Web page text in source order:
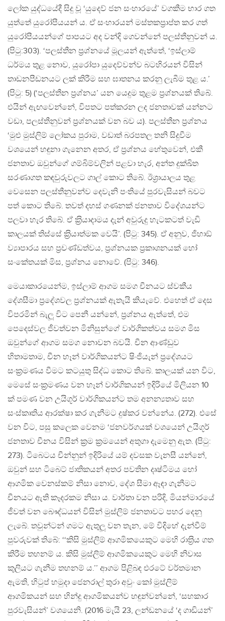
ලෝක යුද්ධයේදී සිදු වූ ‘යුදෙව් ජන සංහාරයේ’ වගකීම භාර ගත
යුත්තේ යුරෝපීයයන් ය. ඒ සංහාරයන් මස්තකප‍්‍රාප්ත කර ගත්
යුරෝපීයයන්ගේ පාපයට අද වන්දි ගෙවන්නේ පලස්තීනුවන් ය.
(පිටු:303). ‘පලස්තීන ප‍්‍රශ්නයේ මූලයන් ඇත්තේ, ‘ඉස්ලාම්
ධර්මය තුළ නොව, යුරෝපා යුදෙව්වන්ව බටහිරයන් විසින්
තාඩනපීඩනයට ලක් කිරීම සහ ඝාතනය කරනු ලැබීම තුළ ය.’
(පිටු: 5) (‘පලස්තීන ප‍්‍රශ්නය’ යන යෙදුම තුළම ප‍්‍රශ්නයක් තිබේ.
එයින් ඇඟවෙන්නේ, විපතට පත්කරන ලද ජනතාවක් යන්නට
වඩා, පලස්තීනුවන් ප‍්‍රශ්නයක් වන බව ය). පලස්තීන ප‍්‍රශ්නය
‘මුළු මුස්ලිම් ලෝකය පුරාම, වඩාත් බරපතල තනි සිදුවීම
වශයෙන් හඳුනා ගැනෙන අතර, ඒ ප‍්‍රශ්නය හේතුවෙන්, එකී
ජනතාව ඔවුන්ගේ ගම්බිම්වලින් පළවා හැර, අන්ත දුක්ඛිත
සරණාගත කඳවුරුවලට ගාල් කොට තිබේ. ඊශ‍්‍රායාලය තුළ
වෙසෙන පලස්තීනුවන්ව දෙවැනි පංතියේ පුරවැසියන් බවට
පත් කොට තිබේ. තවත් දහස් ගණනක් ජනතාව විදේශයන්ට
පලවා හැර තිබේ. ඒ ක‍්‍රියාදාමය දැන් අවුරුදු හැටකටත් වැඩි
කාලයක් තිස්සේ ක‍්‍රියාත්මක වෙයි’. (පිටු: 345). ඒ අනුව, ජිහාඞ්
ව්‍යාපාරය සහ ප‍්‍රචණ්ඩත්වය, ප‍්‍රශ්නයක ප‍්‍රකාශනයක් හෝ
සංකේතයක් මිස, ප‍්‍රශ්නය නොවේ. (පිටු: 346).
මෙයාකාරයෙන්ම, ඉස්ලාම් ආගම සමග චීනයට ස්වකීය
දේශසීමා ප‍්‍රදේශවල ප‍්‍රශ්නයක් ඇතැයි කියැවේ. එහෙත් ඒ දෙස
විපරමින් බැලූ විට පෙනී යන්නේ, ප‍්‍රශ්නය ඇත්තේ, එම
පෙදෙස්වල ජීවත්වන මිනිසුන්ගේ වාර්ගිකත්වය සමග මිස
ඔවුන්ගේ ආගම සමග නොවන බවයි. චීන ආණ්ඩුව
හිතාමතාම, චීන හෑන් වාර්ගිකයන්ට ෂිංජියැන් ප‍්‍රදේශයට
සංක‍්‍රමණය වීමට කටයුතු සිද්ධ කොට තිබේ. කාලයක් යන විට,
මෙසේ සංක‍්‍රමණය වන හෑන් වාර්ගිකයන් ඉදිරියේ මිලියන 10
ක් පමණ වන උයිගූර් වාර්ගිකයන්ට තම අනන්‍යතාව සහ
සංස්කෘතිය ආරක්ෂා කර ගැනීමට දුෂ්කර වන්නේය. (272). එසේ
වන විට, පසු කලෙක වෙනම ‘ජනවර්ගයක් වශයෙන් උයිගූර්
ජනතාව චීනය විසින් ක‍්‍රම ක‍්‍රමයෙන් අතුගා දැමෙනු ඇත. (පිටු:
273). ටිබෙටය චීන්නුන් ඉදිරියේ යම් දවසක වැනසී යන්නේ,
ඔවුන් සහ ටිබෙට් ජාතිකයන් අතර පවතින දෘෂ්ටිමය හෝ
ආගමික වෙනස්කම් නිසා නොව, දේශ සීමා ඈඳා ගැනීමට
චීනයට ඇති කෑදරකම නිසා ය. වාර්තා වන පරිදි, මියන්මාරයේ
ජීවත් වන බෞද්ධයන් විසින් මුස්ලිම් ජනතාවට පහර දෙනු
ලැබේ. තවුන්ටන් ගමට ඇතුලූ වන තැන, මේ විදිහේ දැන්වීම්
පුවරුවක් තිබේ: ‘‘කිසි මුස්ලිම් ආගමිකයෙකුට මෙහි රාත‍්‍රිය ගත
කිරීම තහනම් ය. කිසි මුස්ලිම් ආගමිකයෙකුට මෙහි නිවාස
කුලියට ගැනීම තහනම් ය.’’ ආගම පිළිබඳ එරටේ වර්තමාන
ඇමති, හිටුප් හමුදා ජෙනරාල් තුරා අවුං කෝ මුස්ලිම්
ආගමිකයන් සහ හින්දු ආගමිකයන්ව හඳුන්වන්නේ, ‘සහකාර
පුරවැසියන්’ වශයෙනි. (2016 මැයි 23, ලන්ඩනයේ ‘ද ගාඩියන්’